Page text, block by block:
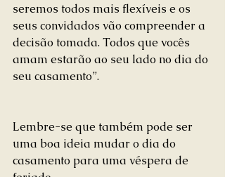
seremos todos mais flexíveis e os
seus convidados vão compreender a
decisão tomada. Todos que vocês
amam estarão ao seu lado no dia do
seu casamento”.
Lembre-se que também pode ser
uma boa ideia mudar o dia do
casamento para uma véspera de